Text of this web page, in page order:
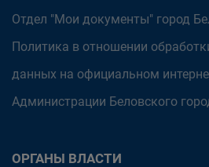
Отдел "Мои документы" город
Политика в отношении
данных на официальном
Администрации Беловского
ОРГАНЫ ВЛАСТИ